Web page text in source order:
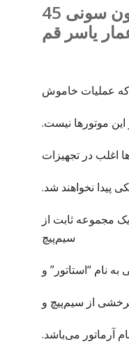
نمایندگی تلویزیون سونی 45
یاسر قم
که عملیات خاموش
موتورها نیست.
اغلب در تجهیزات
پیدا نخواهند شد.
مجموعه ثابت از
سیم‌پیچ
نام “استاتور” و
از سیم‌پیچ و
آرماتور می‌باشد.